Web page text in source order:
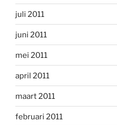
juli 2011
juni 2011
mei 2011
april 2011
maart 2011
februari 2011